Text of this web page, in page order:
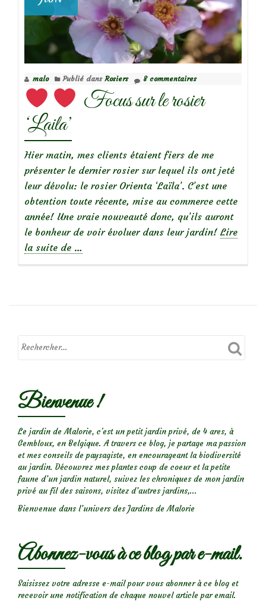
malo Publié dans Rosiers 8 commentaires
Focus sur le rosier
‘Laila’
Hier matin, mes clients étaient fiers de me
présenter le dernier rosier sur lequel ils ont jeté
leur dévolu: le rosier Orienta ‘Laïla’. C’est une
obtention toute récente, mise au commerce cette
année! Une vraie nouveauté donc, qu’ils auront
le bonheur de voir évoluer dans leur jardin! Lire
la suite de
Focus
‘Laila’
…
Bienvenue !
Le jardin de Malorie, c'est un petit jardin privé, de 4 ares, à
Gembloux, en Belgique. A travers ce blog, je partage ma passion
et mes conseils de paysagiste, en encourageant la biodiversité
au jardin. Découvrez mes plantes coup de coeur et la petite
faune d’un jardin naturel, suivez les chroniques de mon jardin
privé au fil des saisons, visitez d’autres jardins,...
Bienvenue dans l’univers des Jardins de Malorie
Abonnez-vous à ce blog par e-mail.
Saisissez votre adresse e-mail pour vous abonner à ce blog et
recevoir une notification de chaque nouvel article par email.